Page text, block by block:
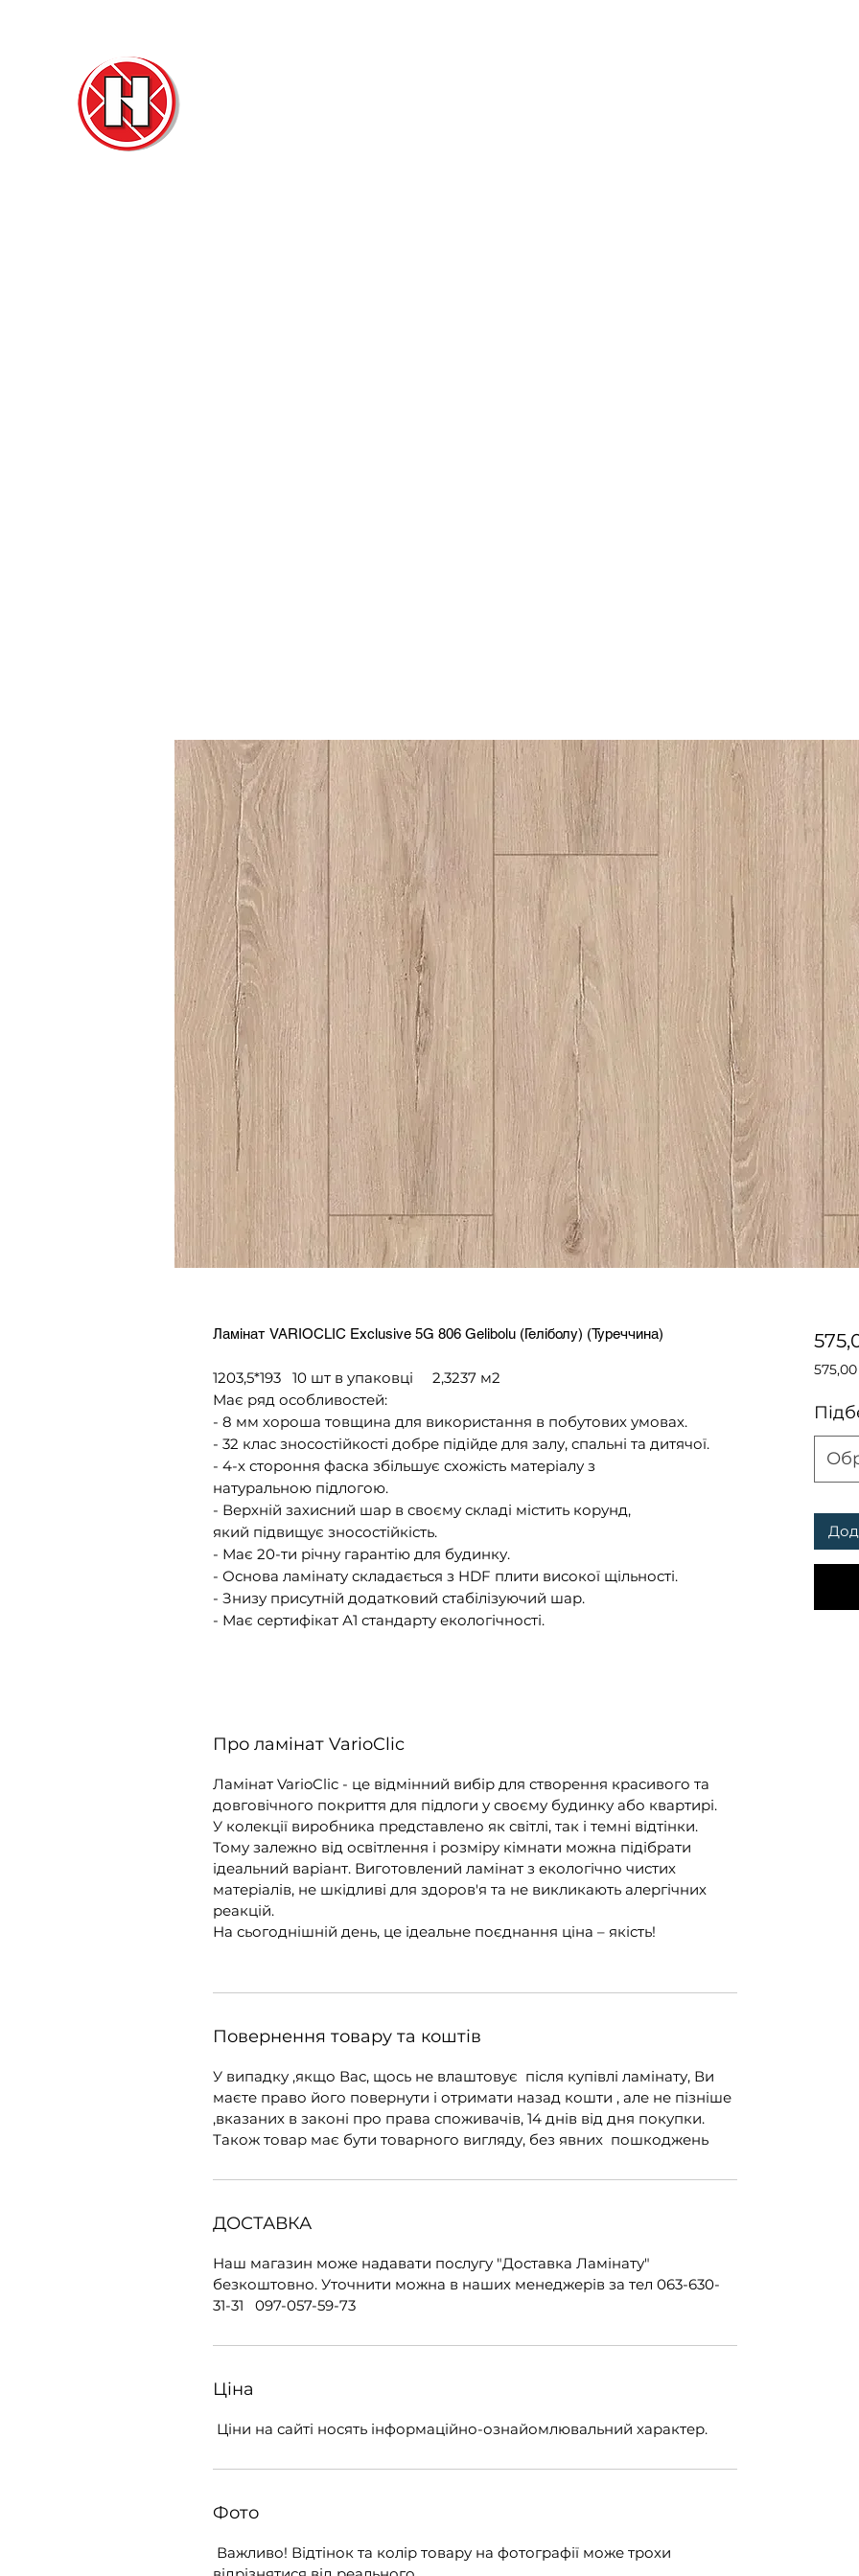
Ламінат VARIOCLIC Exclusive 5G 806 Gelibolu (Геліболу) (Туреччина)
1203,5*193 10 шт в упаковці 2,3237 м2
Має ряд особливостей:
- 8 мм хороша товщина для використання в побутових умовах.
- 32 клас зносостійкості добре підійде для залу, спальні та дитячої.
- 4-х стороння фаска збільшує схожість матеріалу з
натуральною підлогою.
- Верхній захисний шар в своєму складі містить корунд,
який підвищує зносостійкість.
- Має 20-ти річну гарантію для будинку.
- Основа ламінату складається з HDF плити високої щільності.
- Знизу присутній додатковий стабілізуючий шар.
- Має сертифікат А1 стандарту екологічності.
Про ламінат VarioClic
Ламінат VarioClic - це відмінний вибір для створення красивого та
довговічного покриття для підлоги у своєму будинку або квартирі.
У колекції виробника представлено як світлі, так і темні відтінки.
Тому залежно від освітлення і розміру кімнати можна підібрати
ідеальний варіант. Виготовлений ламінат з екологічно чистих
матеріалів, не шкідливі для здоров'я та не викликають алергічних
реакцій.
На сьогоднішній день, це ідеальне поєднання ціна – якість!
Повернення товару та коштів
У випадку ,якщо Вас, щось не влаштовує після купівлі ламінату, Ви
маєте право його повернути і отримати назад кошти , але не пізніше
,вказаних в законі про права споживачів, 14 днів від дня покупки.
Також товар має бути товарного вигляду, без явних пошкоджень
ДОСТАВКА
Наш магазин може надавати послугу "Доставка Ламінату"
безкоштовно. Уточнити можна в наших менеджерів за тел 063-630-
31-31 097-057-59-73
Ціна
Ціни на сайті носять інформаційно-ознайомлювальний характер.
Фото
Важливо! Відтінок та колір товару на фотографії може трохи
за
1
метр